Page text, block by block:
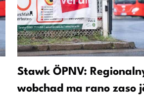
Stawk ÖPNV:
wobchad ma rano zaso